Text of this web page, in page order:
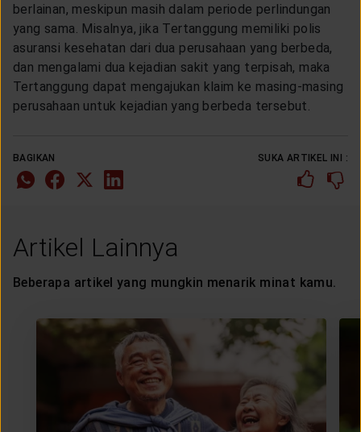
berlainan, meskipun masih dalam periode perlindungan
yang sama. Misalnya, jika Tertanggung memiliki polis
asuransi kesehatan dari dua perusahaan yang berbeda,
dan mengalami dua kejadian sakit yang terpisah, maka
Tertanggung dapat mengajukan klaim ke masing-masing
perusahaan untuk kejadian yang berbeda tersebut.
BAGIKAN SUKA ARTIKEL INI :
Artikel Lainnya
Beberapa artikel yang mungkin menarik minat kamu.